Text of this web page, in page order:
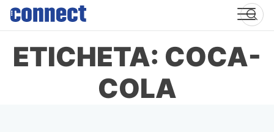
Skip
content
ETICHETA: COCA-
COLA